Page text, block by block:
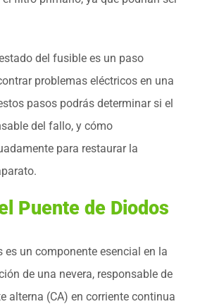
del fusible es un paso
problemas eléctricos en una
pasos podrás determinar si el
del fallo, y cómo
para restaurar la
Puente de Diodos
es un componente esencial en la
de una nevera, responsable de
alterna (CA) en corriente continua